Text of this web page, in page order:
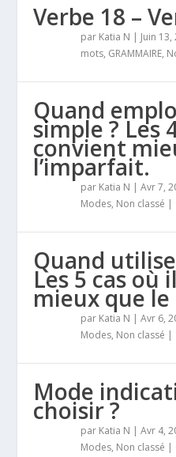
Verbe 18 –
par Katia N | Juin 13,
mots, GRAMMAIRE,
Quand
simple ? Les
convient
l’imparfait.
par Katia N |Avr 7,
Modes, Non classé |
Quand
Les 5 cas où
mieux que le
par Katia N |Avr 6,
Modes, Non classé |
Mode
choisir ?
par Katia N |Avr 4,
Modes, Non classé |